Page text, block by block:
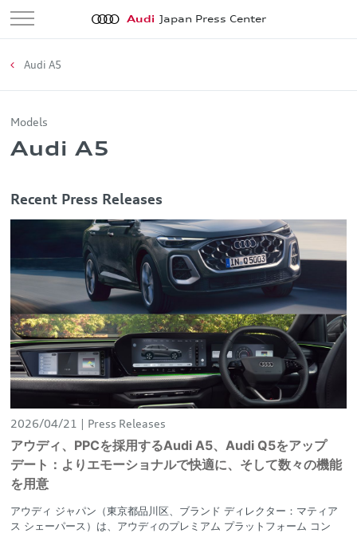
Audi Japan Press Center
Audi A5
Models
Audi A5
Recent Press Releases
2026/04/21 Press Releases
アウディ、PPCを採用するAudi A5、Audi Q5をアップ
デート：よりエモーショナルで快適に、そして数々の機能
を用意
アウディ ジャパン（東京都品川区、ブランド ディレクター：マティア
ス シェーパース）は、アウディのプレミアム プラットフォーム コン